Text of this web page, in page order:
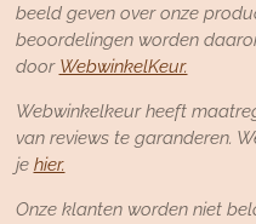
beeld geven over onze
beoordelingen worden
door WebwinkelKeur.
Webwinkelkeur heeft
van reviews te garanderen.
je hier.
Onze klanten worden niet